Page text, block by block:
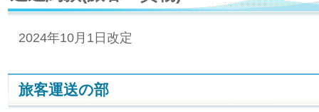
2024年10月1日改定
旅客運送の部